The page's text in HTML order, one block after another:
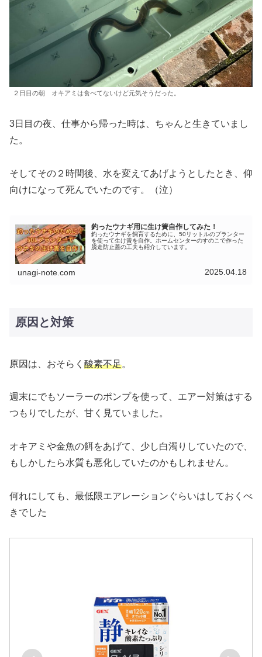
２日目の朝 オキアミは食べてないけど元気そうだった。
3日目の夜、仕事から帰った時は、ちゃんと生きていまし
た。
そしてその２時間後、水を変えてあげようとしたとき、仰
向けになって死んでいたのです。（泣）
釣ったウナギ用に生け簀自作してみた！
釣ったウナギを飼育するために、50リットルのプランター
を使って生け簀を自作。ホームセンターのすのこで作った
脱走防止蓋の工夫も紹介しています。
unagi-note.com 2025.04.18
原因と対策
原因は、おそらく 酸素不足。
週末にでもソーラーのポンプを使って、エアー対策はする
つもりでしたが、甘く見ていました。
オキアミや金魚の餌をあげて、少し白濁りしていたので、
もしかしたら水質も悪化していたのかもしれません。
何れにしても、最低限エアレーションぐらいはしておくべ
きでした